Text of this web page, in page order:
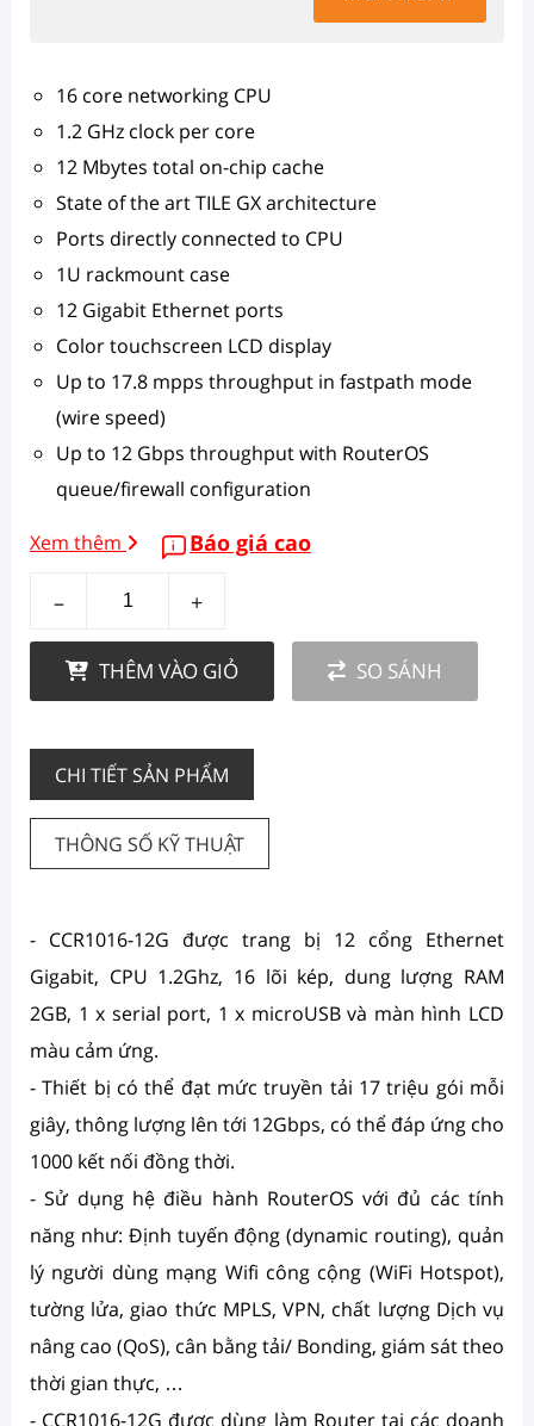
16 core networking CPU
1.2 GHz clock per core
12 Mbytes total on-chip cache
State of the art TILE GX architecture
Ports directly connected to CPU
1U rackmount case
12 Gigabit Ethernet ports
Color touchscreen LCD display
Up to 17.8 mpps throughput in fastpath mode
(wire speed)
Up to 12 Gbps throughput with RouterOS
queue/firewall configuration
Xem thêm Báo giá cao
– +
THÊM VÀO GIỎ SO SÁNH
CHI TIẾT SẢN PHẨM
THÔNG SỐ KỸ THUẬT
- CCR1016-12G được trang bị 12 cổng Ethernet
Gigabit, CPU 1.2Ghz, 16 lõi kép, dung lượng RAM
2GB, 1 x serial port, 1 x microUSB và màn hình LCD
màu cảm ứng.
- Thiết bị có thể đạt mức truyền tải 17 triệu gói mỗi
giây, thông lượng lên tới 12Gbps, có thể đáp ứng cho
1000 kết nối đồng thời.
- Sử dụng hệ điều hành RouterOS với đủ các tính
năng như: Định tuyến động (dynamic routing), quản
lý người dùng mạng Wifi công cộng (WiFi Hotspot),
tường lửa, giao thức MPLS, VPN, chất lượng Dịch vụ
nâng cao (QoS), cân bằng tải/ Bonding, giám sát theo
thời gian thực, …
- CCR1016-12G được dùng làm Router tại các doanh